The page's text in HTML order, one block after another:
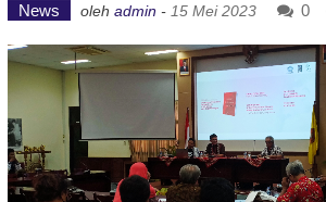
News oleh admin - 15 Mei 2023 0